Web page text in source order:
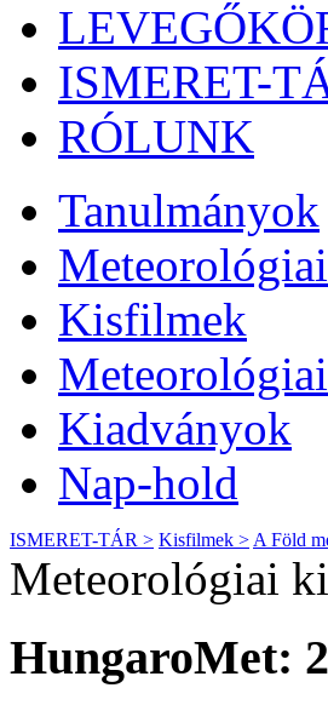
ISMERET-
RÓLUNK
Tanulmányok
Kisfilmek
Kiadványok
Nap-hold
ISMERET-TÁR > Kisfilmek > A Föld
Meteorológiai
HungaroMet: